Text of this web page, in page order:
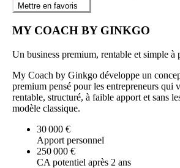
Mettre en favoris
MY COACH BY GINKGO
Un business premium, rentable et simple à
My Coach by Ginkgo développe un
premium pensé pour les entrepreneurs qui
rentable, structuré, à faible apport et sans
modèle classique.
30 000 €
Apport personnel
250 000 €
CA potentiel après 2 ans